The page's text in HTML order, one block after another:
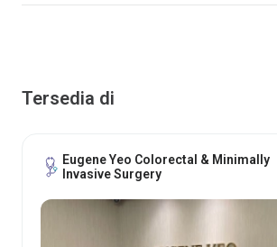
Tersedia di
Eugene Yeo Colorectal & Minimally
Invasive Surgery